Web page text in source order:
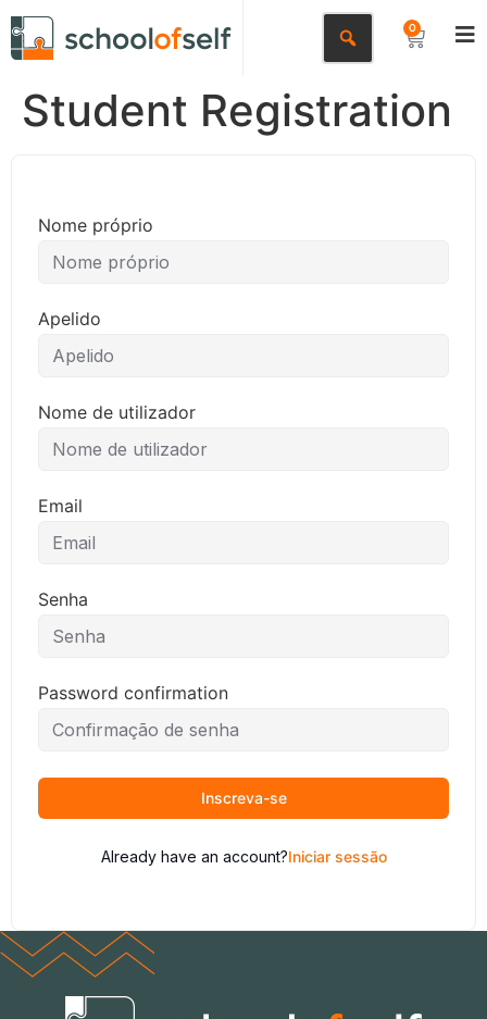
0
Student Registration
Nome próprio
Apelido
Nome de utilizador
Email
Senha
Password confirmation
Inscreva-se
Already have an account?Iniciar sessão